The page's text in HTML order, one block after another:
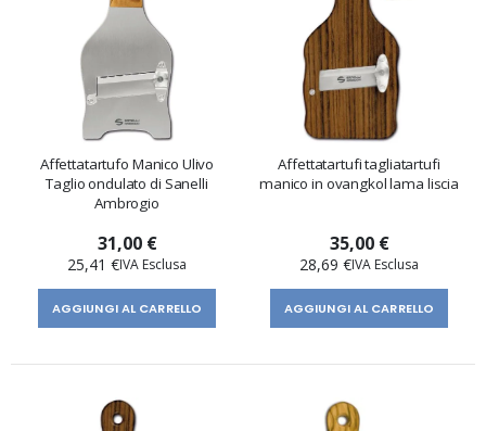
Affettatartufo Manico Ulivo
Taglio ondulato di Sanelli
Ambrogio
31,00 €
25,41 €
AGGIUNGI AL CARRELLO
Affettatartufi tagliatartufi
manico in ovangkol lama liscia
35,00 €
28,69 €
AGGIUNGI AL CARRELLO